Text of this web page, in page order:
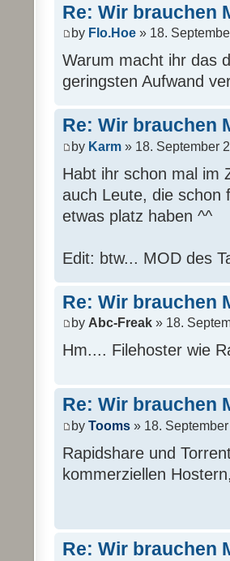
Re: Wir brauchen
by Flo.Hoe » 18.
Warum macht ihr das
geringsten Aufwand
Re: Wir brauchen
by Karm » 18. September
Habt ihr schon mal im
auch Leute, die schon
etwas platz haben ^^
Edit: btw... MOD des
Re: Wir brauchen
by Abc-Freak » 18.
Hm.... Filehoster wie
Re: Wir brauchen
by Tooms » 18.
Rapidshare und
kommerziellen
Re: Wir brauchen